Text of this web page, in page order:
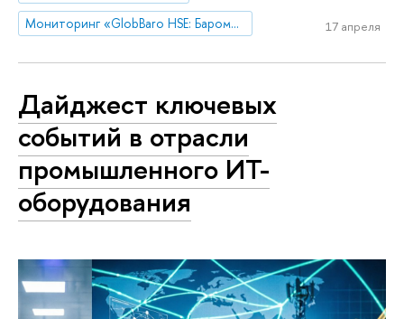
Мониторинг «GlobBaro HSE: Барометр мировой экономики»
17 апреля
Дайджест ключевых
событий в отрасли
промышленного ИТ-
оборудования